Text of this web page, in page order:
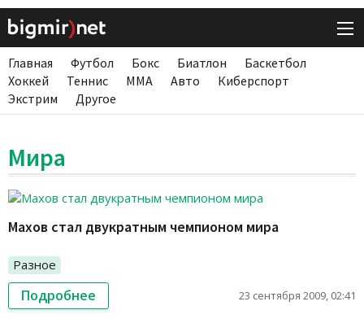
Главная Футбол Бокс Биатлон
Баскетбол
Хоккей
Теннис ММА Авто
Киберспорт
Экстрим
Другое
Мира
Махов стал двукратным чемпионом мира
Разное
Подробнее 23 сентября 2009, 02:41